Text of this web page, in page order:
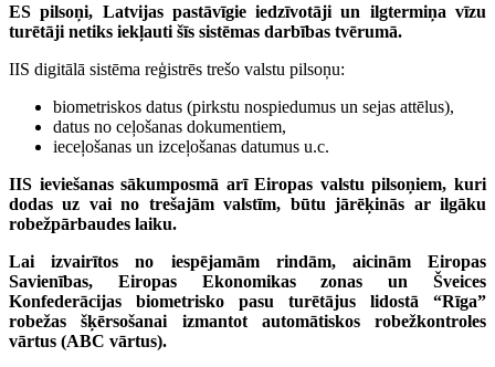
ES pilsoņi, Latvijas pastāvīgie iedzīvotāji un ilgtermiņa vīzu
turētāji netiks iekļauti šīs sistēmas darbības tvērumā.
IIS digitālā sistēma reģistrēs trešo valstu pilsoņu:
biometriskos datus (pirkstu nospiedumus un sejas attēlus),
datus no ceļošanas dokumentiem,
ieceļošanas un izceļošanas datumus u.c.
IIS ieviešanas sākumposmā arī Eiropas valstu pilsoņiem, kuri
dodas uz vai no trešajām valstīm, būtu jārēķinās ar ilgāku
robežpārbaudes laiku.
Lai izvairītos no iespējamām rindām, aicinām Eiropas
Savienības, Eiropas Ekonomikas zonas un Šveices
Konfederācijas biometrisko pasu turētājus lidostā “Rīga”
robežas šķērsošanai izmantot automātiskos robežkontroles
vārtus (ABC vārtus).